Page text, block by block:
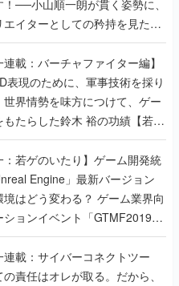
──小山順一朗が貫く姿勢に、
イターとしての矜持を見た
たり最終回】
連載：バーチャファイター編】
表現のために、軍事技術を採り
世界情勢を味方につけて、ゲー
もたらした鈴木 裕の功績【若ゲ
：若ゲのいたり】ゲーム開発統
Engine」最新バージョン
境はどう変わる？ ゲーム業界向
ションイベント「GTMF2019」
より理解を深めよう【PR】
連載：サイバーコネクトツー
責任はオレが取る。だから、